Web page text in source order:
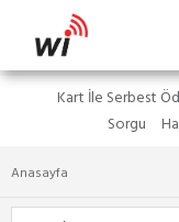
Kart İle Serbest
Sorgu
Anasayfa